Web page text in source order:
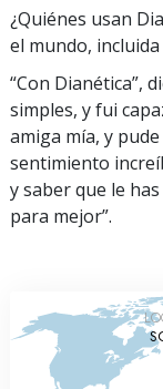
¿Quiénes usan
el mundo,
“Con Dianética”,
simples, y fui
amiga mía, y
sentimiento
y saber que le
para mejor”.